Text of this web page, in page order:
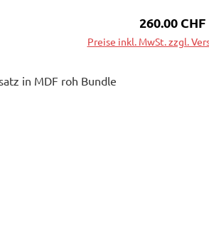
Regulärer
260.00 CHF
Preise inkl. MwSt. zzgl.